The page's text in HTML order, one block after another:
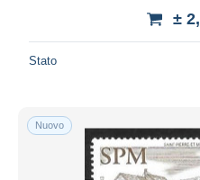
±
Stato
Nuovo